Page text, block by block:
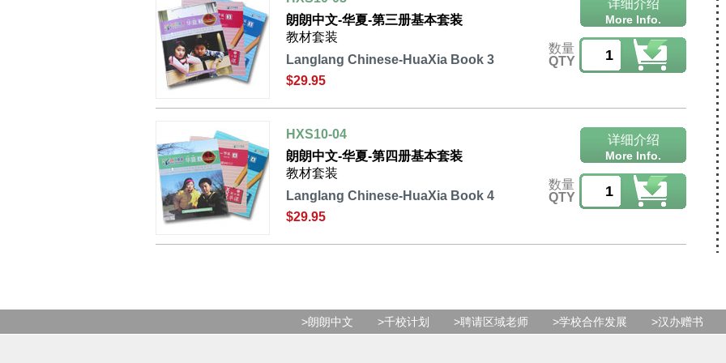
朗朗中文-华夏-第三册基本套装
教材套装
Langlang Chinese-HuaXia Book 3
$29.95
详细介绍
More Info.
数量
QTY
HXS10-04
朗朗中文-华夏-第四册基本套装
教材套装
Langlang Chinese-HuaXia Book 4
$29.95
详细介绍
More Info.
数量
QTY
>朗朗中文 >千校计划 >聘请区域老师 >学校合作发展 >汉办赠书